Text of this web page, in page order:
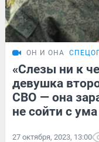
ОН И ОНА
«Слезы ни к
девушка
СВО — она
не сойти с ума
27 октября, 2023, 13:00